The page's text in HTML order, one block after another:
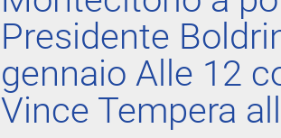
Presidente
gennaio Alle 12
Vince Tempera